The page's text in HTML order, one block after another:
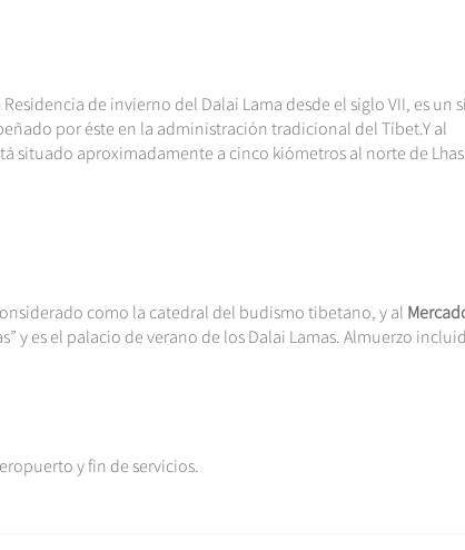
de invierno del Dalai Lama desde el siglo VII, es un sí
por éste en la administración tradicional del Tíbet.Y al
situado aproximadamente a cinco kiómetros al norte de
como la catedral del budismo tibetano, y al
y es el palacio de verano de los Dalai Lamas. Almuerzo
y fin de servicios.